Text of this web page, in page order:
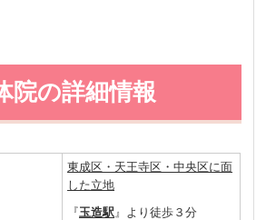
院の詳細情報
東成区・天王寺区・中央区に面
した立地
『玉造駅 』より徒歩３分